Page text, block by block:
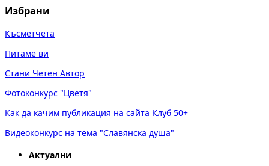
Избрани
Късметчета
Питаме ви
Стани Четен Автор
Фотоконкурс "Цветя"
Как да качим публикация на сайта Клуб 50+
Видеоконкурс на тема "Славянска душа"
Актуални